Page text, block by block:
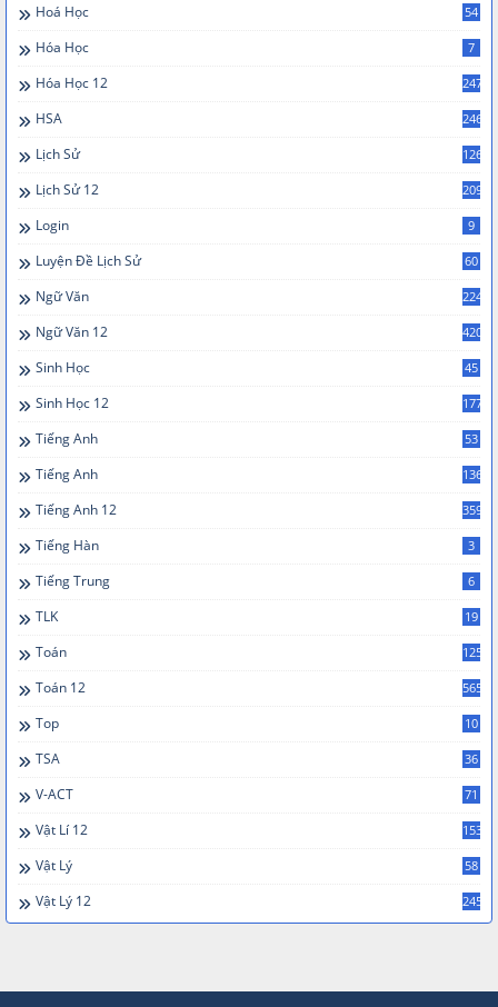
Hoá Học 54
Hóa Học 7
Hóa Học 12 247
HSA 246
Lịch Sử 126
Lịch Sử 12 209
Login 9
Luyện Đề Lịch Sử 60
Ngữ Văn 224
Ngữ Văn 12 420
Sinh Học 45
Sinh Học 12 177
Tiếng Anh 53
Tiếng Anh 136
Tiếng Anh 12 359
Tiếng Hàn 3
Tiếng Trung 6
TLK 19
Toán 125
Toán 12 565
Top 10
TSA 36
V-ACT 71
Vật Lí 12 153
Vật Lý 58
Vật Lý 12 245